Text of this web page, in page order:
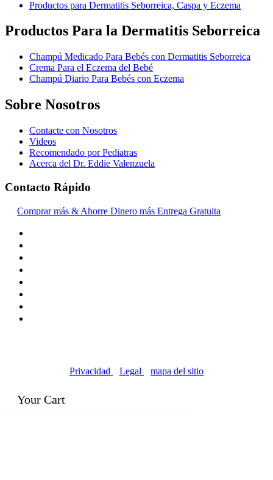
Productos para Dermatitis Seborreica, Caspa y Eczema
Productos Para la Dermatitis Seborreica
Champú Medicado Para Bebés con Dermatitis Seborreica
Crema Para el Eczema del Bebé
Champú Diario Para Bebés con Eczema
Sobre Nosotros
Contacte con Nosotros
Videos
Recomendado por Pediatras
Acerca del Dr. Eddie Valenzuela
Contacto Rápido
Comprar más & Ahorre Dinero más Entrega Gratuita
Privacidad
Legal mapa del sitio
Your Cart